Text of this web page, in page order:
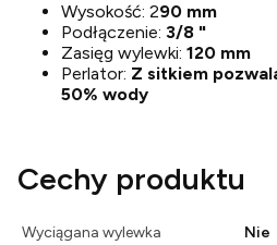
Wysokość: 290 mm
Podłączenie: 3/8 "
Zasięg wylewki: 120 mm
Perlator: Z sitkiem
50% wody
Cechy produktu
Wyciągana wylewka Nie